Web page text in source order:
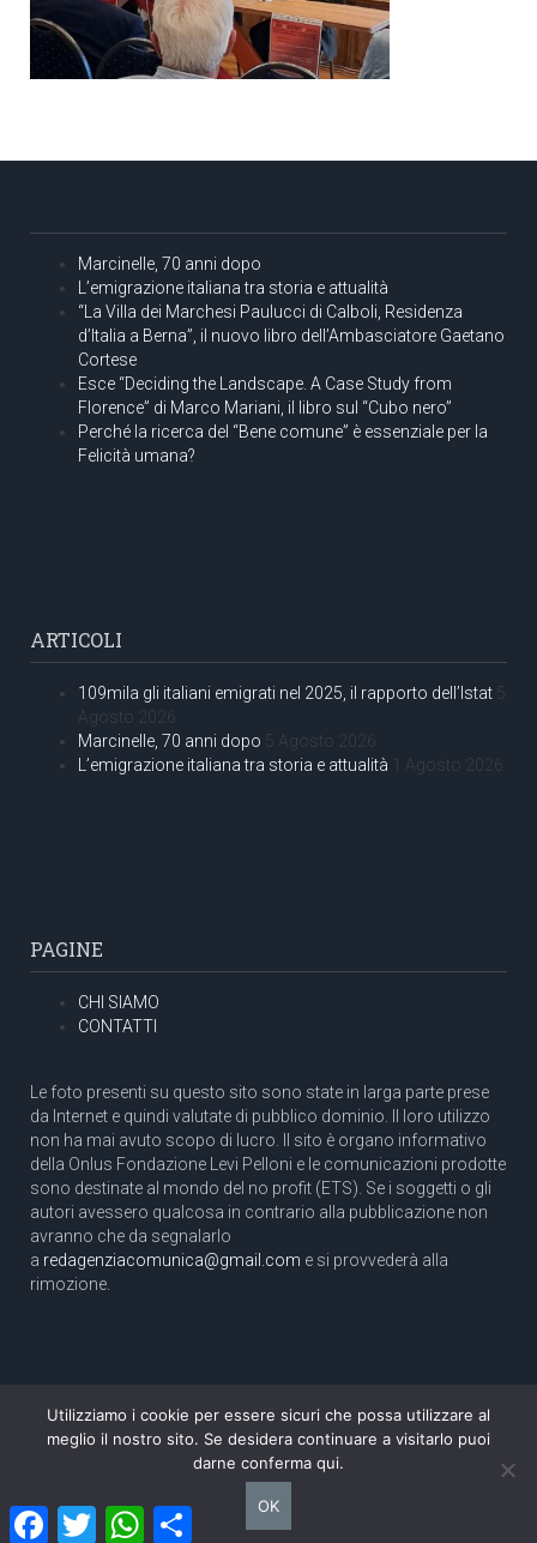
Marcinelle, 70 anni dopo
L’emigrazione italiana tra storia e attualità
“La Villa dei Marchesi Paulucci di Calboli, Residenza
d’Italia a Berna”, il nuovo libro dell’Ambasciatore Gaetano
Cortese
Esce “Deciding the Landscape. A Case Study from
Florence” di Marco Mariani, il libro sul “Cubo nero”
Perché la ricerca del “Bene comune” è essenziale per la
Felicità umana?
ARTICOLI
109mila gli italiani emigrati nel 2025, il rapporto dell’Istat 5
Agosto 2026
Marcinelle, 70 anni dopo 5 Agosto 2026
L’emigrazione italiana tra storia e attualità 1 Agosto 2026
PAGINE
CHI SIAMO
CONTATTI
Le foto presenti su questo sito sono state in larga parte prese
da Internet e quindi valutate di pubblico dominio. Il loro utilizzo
non ha mai avuto scopo di lucro. Il sito è organo informativo
della Onlus Fondazione Levi Pelloni e le comunicazioni prodotte
sono destinate al mondo del no profit (ETS). Se i soggetti o gli
autori avessero qualcosa in contrario alla pubblicazione non
avranno che da segnalarlo
a redagenziacomunica@gmail.com e si provvederà alla
rimozione.
Copyright 2003 com.unica - Tutti i diritti riservati
Aut. Tribunale di Roma N. 466/2003 dell'11/11/2003
Direttore responsabile: Pino Pelloni [direttore@agenziacomunica.net]
Design by Ethoslab.
FacebookTwitter WhatsAppCondividi
Utilizziamo i cookie per essere sicuri che possa utilizzare al
meglio il nostro sito. Se desidera continuare a visitarlo puoi
darne conferma qui.
OK